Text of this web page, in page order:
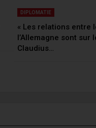
DIPLOMATIE
« Les relations entre
l’Allemagne sont sur
Claudius…